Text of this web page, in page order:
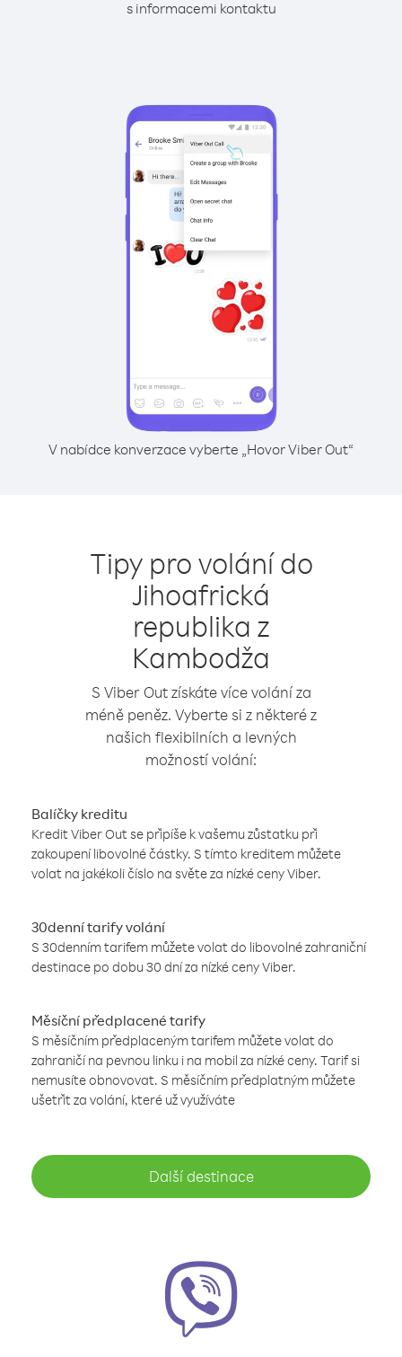
s informacemi kontaktu
V nabídce konverzace vyberte „Hovor Viber Out“
Tipy pro volání do
Jihoafrická
republika z
Kambodža
S Viber Out získáte více volání za
méně peněz. Vyberte si z některé z
našich flexibilních a levných
možností volání:
Balíčky kreditu
Kredit Viber Out se připíše k vašemu zůstatku při
zakoupení libovolné částky. S tímto kreditem můžete
volat na jakékoli číslo na světe za nízké ceny Viber.
30denní tarify volání
S 30denním tarifem můžete volat do libovolné zahraniční
destinace po dobu 30 dní za nízké ceny Viber.
Měsíční předplacené tarify
S měsíčním předplaceným tarifem můžete volat do
zahraničí na pevnou linku i na mobil za nízké ceny. Tarif si
nemusíte obnovovat. S měsíčním předplatným můžete
ušetřit za volání, které už využíváte
Další destinace